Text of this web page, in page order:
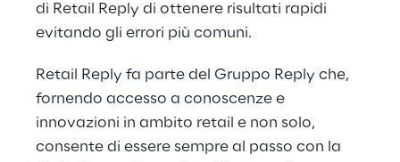
di Retail Reply di ottenere risultati rapidi
evitando gli errori più comuni.
Retail Reply fa parte del Gruppo Reply che,
fornendo accesso a conoscenze e
innovazioni in ambito retail e non solo,
consente di essere sempre al passo con la